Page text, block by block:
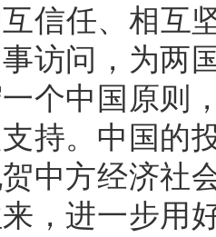
信任、相互
访问，为两
个中国原则
支持。中国的
中方经济社
，进一步用